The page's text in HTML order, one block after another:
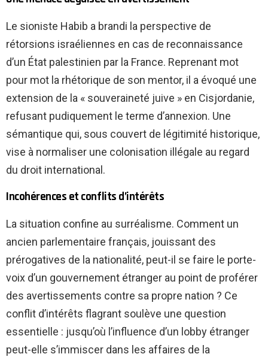
Le sioniste Habib a brandi la perspective de
rétorsions israéliennes en cas de reconnaissance
d’un État palestinien par la France. Reprenant mot
pour mot la rhétorique de son mentor, il a évoqué une
extension de la « souveraineté juive » en Cisjordanie,
refusant pudiquement le terme d’annexion. Une
sémantique qui, sous couvert de légitimité historique,
vise à normaliser une colonisation illégale au regard
du droit international.
Incohérences et conflits d’intérêts
La situation confine au surréalisme. Comment un
ancien parlementaire français, jouissant des
prérogatives de la nationalité, peut-il se faire le porte-
voix d’un gouvernement étranger au point de proférer
des avertissements contre sa propre nation ? Ce
conflit d’intérêts flagrant soulève une question
essentielle : jusqu’où l’influence d’un lobby étranger
peut-elle s’immiscer dans les affaires de la